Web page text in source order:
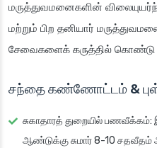
மருத்துவமனைகளின்
மற்றும் பிற தனியார்
சேவைகளைக் கருத்தில் கொண்டு
சந்தை கண்ணோட்டம் &
சுகாதாரத் துறையில் பணவீக்கம்:
ஆண்டுக்கு சுமார் 8-10 சதவீதம்